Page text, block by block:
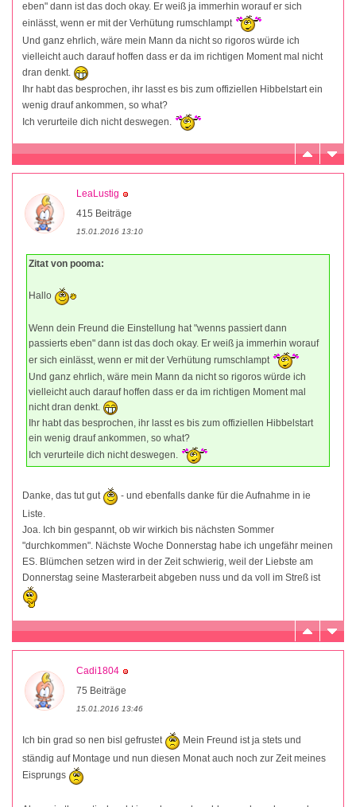
eben" dann ist das doch okay. Er weiß ja immerhin worauf er sich
einlässt, wenn er mit der Verhütung rumschlampt
Und ganz ehrlich, wäre mein Mann da nicht so rigoros würde ich
vielleicht auch darauf hoffen dass er da im richtigen Moment mal nicht
dran denkt.
Ihr habt das besprochen, ihr lasst es bis zum offiziellen Hibbelstart ein
wenig drauf ankommen, so what?
Ich verurteile dich nicht deswegen.
LeaLustig
415 Beiträge
15.01.2016 13:10
Zitat von pooma:
Hallo
Wenn dein Freund die Einstellung hat "wenns passiert dann
passierts eben" dann ist das doch okay. Er weiß ja immerhin worauf
er sich einlässt, wenn er mit der Verhütung rumschlampt
Und ganz ehrlich, wäre mein Mann da nicht so rigoros würde ich
vielleicht auch darauf hoffen dass er da im richtigen Moment mal
nicht dran denkt.
Ihr habt das besprochen, ihr lasst es bis zum offiziellen Hibbelstart
ein wenig drauf ankommen, so what?
Ich verurteile dich nicht deswegen.
Danke, das tut gut
- und ebenfalls danke für die Aufnahme in ie
Liste.
Joa. Ich bin gespannt, ob wir wirkich bis nächsten Sommer
"durchkommen". Nächste Woche Donnerstag habe ich ungefähr meinen
ES. Blümchen setzen wird in der Zeit schwierig, weil der Liebste am
Donnerstag seine Masterarbeit abgeben nuss und da voll im Streß ist
Cadi1804
75 Beiträge
15.01.2016 13:46
Ich bin grad so nen bisl gefrustet
Mein Freund ist ja stets und
ständig auf Montage und nun diesen Monat auch noch zur Zeit meines
Eisprungs